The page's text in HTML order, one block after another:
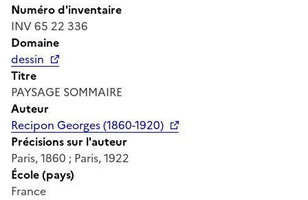
Numéro d'inventaire
INV 65 22 336
Domaine
dessin
Titre
PAYSAGE SOMMAIRE
Auteur
Recipon Georges (1860-1920)
Précisions sur l'auteur
Paris, 1860 ; Paris, 1922
École (pays)
France